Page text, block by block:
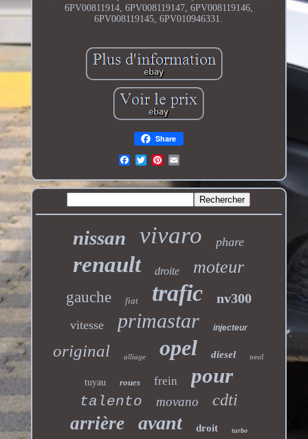
6PV00811914, 6PV008119147, 6PV008119146,
6PV008119145, 6PV010946331.
Share
nissan vivaro phare
renault droite moteur
gauche fiat trafic nv300
vitesse primastar injecteur
original alliage opel diesel neuf
tuyau roues frein pour
talento movano cdti
arrière avant droit turbo